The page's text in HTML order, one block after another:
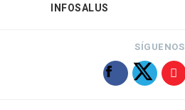
INFOSALUS
SÍGUENOS